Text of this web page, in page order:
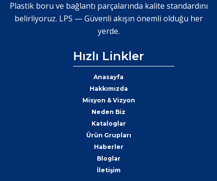
Plastik boru ve bağlantı parçalarında kalite standardını
belirliyoruz. LPS — Güvenli akışın önemli olduğu her
yerde.
Hızlı Linkler
Anasayfa
Hakkımızda
Misyon & Vizyon
Neden Biz
Kataloglar
Ürün Grupları
Haberler
Bloglar
İletişim